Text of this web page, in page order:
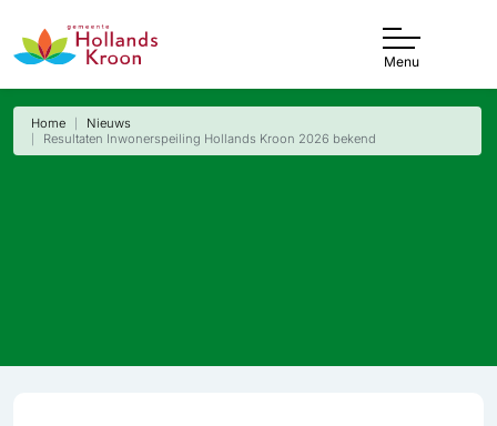
Menu
Home
Nieuws
Resultaten Inwonerspeiling Hollands Kroon 2026 bekend